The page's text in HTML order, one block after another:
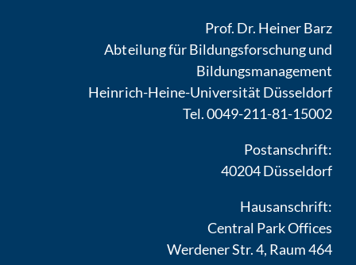
Prof. Dr. Heiner Barz
Abteilung für Bildungsforschung und
Bildungsmanagement
Heinrich-Heine-Universität Düsseldorf
Tel. 0049-211-81-15002
Postanschrift:
40204 Düsseldorf
Hausanschrift:
Central Park Offices
Werdener Str. 4, Raum 464